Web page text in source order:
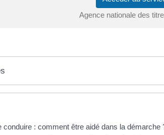
Agence nationale des
conduire : comment être aidé dans la démarche